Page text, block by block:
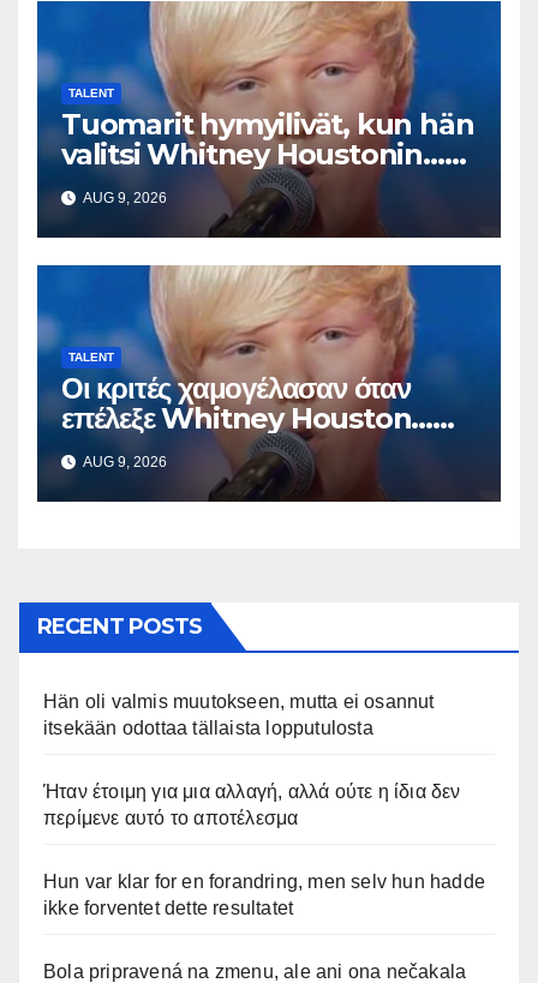
TALENT
Tuomarit hymyilivät, kun hän
valitsi Whitney Houstonin…
Sitten hän alkoi laulaa
AUG 9, 2026
TALENT
Οι κριτές χαμογέλασαν όταν
επέλεξε Whitney Houston…
Μετά άρχισε να τραγουδά
AUG 9, 2026
RECENT POSTS
Hän oli valmis muutokseen, mutta ei osannut
itsekään odottaa tällaista lopputulosta
Ήταν έτοιμη για μια αλλαγή, αλλά ούτε η ίδια δεν
περίμενε αυτό το αποτέλεσμα
Hun var klar for en forandring, men selv hun hadde
ikke forventet dette resultatet
Bola pripravená na zmenu, ale ani ona nečakala